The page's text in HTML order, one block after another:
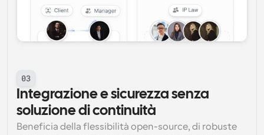
03
Integrazione e sicurezza senza
soluzione di continuità
Beneficia della flessibilità open-source, di robuste